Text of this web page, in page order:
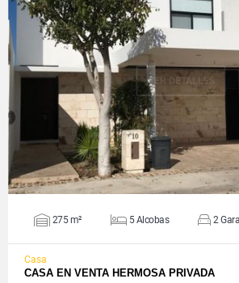
VER DETALLES
275 m² 5 Alcobas 2
Casa
CASA EN VENTA HERMOSA PRIVADA